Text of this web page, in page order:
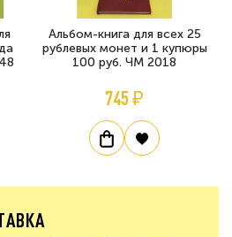
Альбом-книга для всех 25
рублевых монет и 1 купюры
100 руб. ЧМ 2018
745 ₽